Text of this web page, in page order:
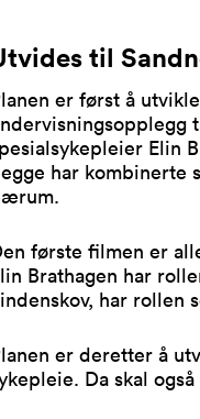
til
er først å
Elin
har kombinerte
første filmen er
Brathagen har
har rollen
er deretter å
Da skal